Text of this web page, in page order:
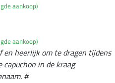
aankoop)
aankoop)
en heerlijk om te dragen tijdens
capuchon in de kraag
#